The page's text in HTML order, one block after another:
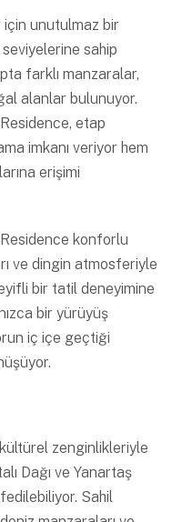
için unutulmaz bir
sahip
farklı manzaralar,
alanlar bulunuyor.
, etap
imkanı veriyor hem
erişimi
konforlu
ve dingin atmosferiyle
bir tatil deneyimine
bir yürüyüş
iç içe geçtiği
zenginlikleriyle
Dağı ve Yanartaş
Sahil